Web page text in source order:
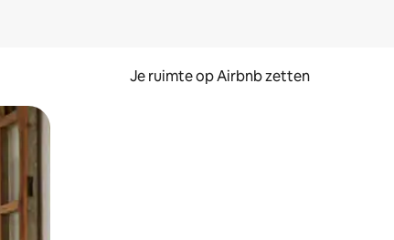
Je ruimte op Airbnb zetten